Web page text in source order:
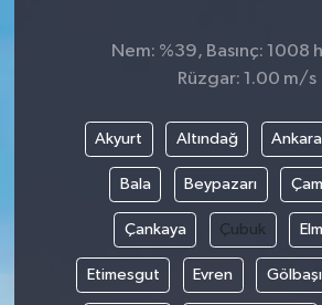
Nem: %39, Basınç: 1008
Rüzgar: 1.00 m/s
Akyurt Altındağ Ankara
Bala Beypazarı
Çankaya Çubuk
Etimesgut Evren Gölbaşı